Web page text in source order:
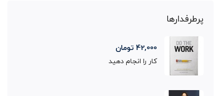
پرطرفدارها
42,000 تومان
کار را انجام دهید